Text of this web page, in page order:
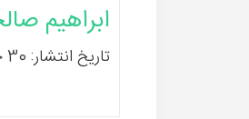
ابراهیم
تاریخ انتشار: 30 جولای 2017